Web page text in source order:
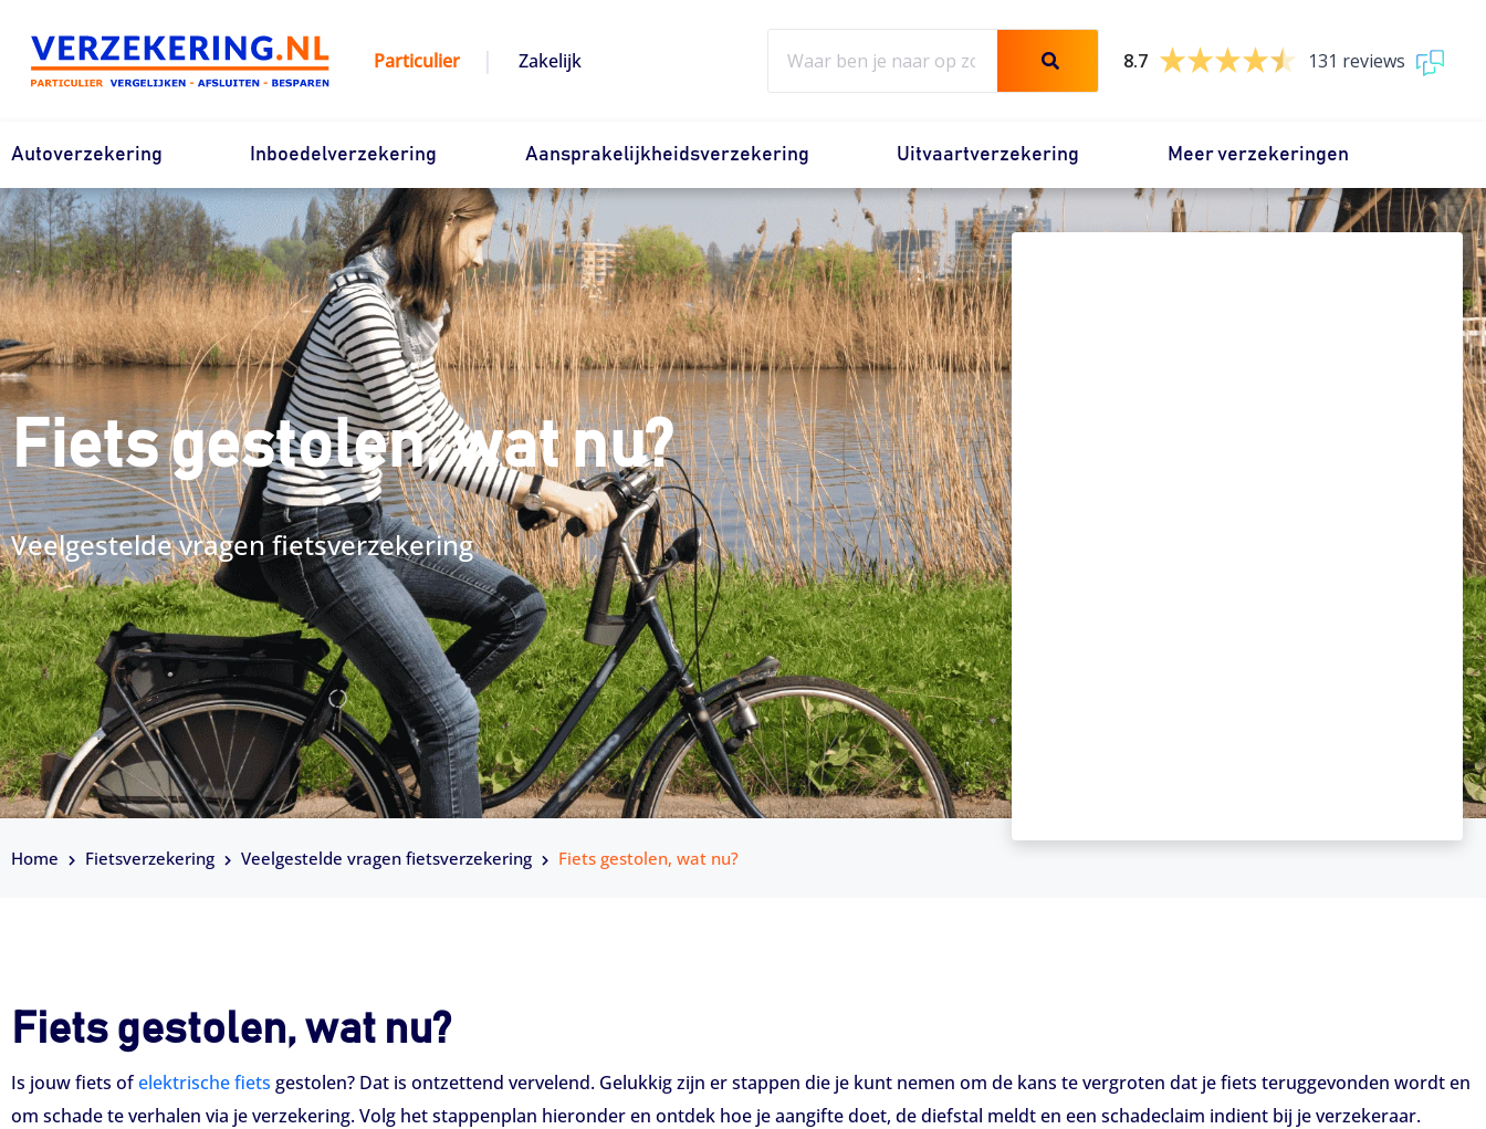
naar
inhoud
Particulier | Zakelijk
8.7
131 reviews
Autoverzekering Inboedelverzekering Aansprakelijkheidsverzekering Uitvaartverzekering Meer verzekeringen
Fiets gestolen, wat nu?
Veelgestelde vragen fietsverzekering
Home Fietsverzekering Veelgestelde vragen fietsverzekering Fiets gestolen, wat nu?
Fiets gestolen, wat nu?
Is jouw fiets ofelektrische fiets gestolen? Dat is ontzettend vervelend. Gelukkig zijn er stappen die je kunt nemen om de kans te vergroten dat je fiets teruggevonden wordt en
om schade te verhalen via je verzekering. Volg het stappenplan hieronder en ontdek hoe je aangifte doet, de diefstal meldt en een schadeclaim indient bij je verzekeraar.